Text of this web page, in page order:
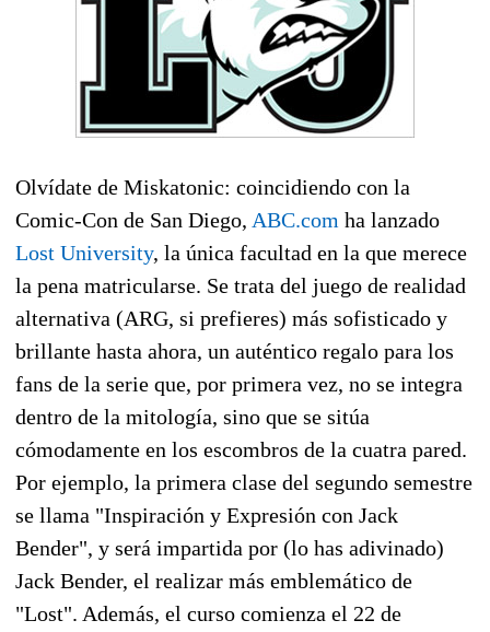
Olvídate de Miskatonic: coincidiendo con la
Comic-Con de San Diego, ABC.com ha lanzado
Lost University, la única facultad en la que merece
la pena matricularse. Se trata del juego de realidad
alternativa (ARG, si prefieres) más sofisticado y
brillante hasta ahora, un auténtico regalo para los
fans de la serie que, por primera vez, no se integra
dentro de la mitología, sino que se sitúa
cómodamente en los escombros de la cuatra pared.
Por ejemplo, la primera clase del segundo semestre
se llama "Inspiración y Expresión con Jack
Bender", y será impartida por (lo has adivinado)
Jack Bender, el realizar más emblemático de
"Lost". Además, el curso comienza el 22 de